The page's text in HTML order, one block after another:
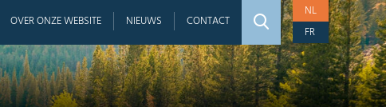
NL
FR
OVER ONZE WEBSITE NIEUWS CONTACT